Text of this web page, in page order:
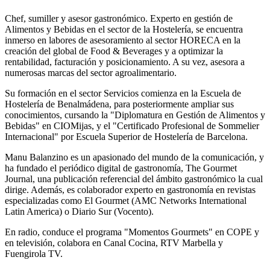
Chef, sumiller y asesor gastronómico. Experto en gestión de
Alimentos y Bebidas en el sector de la Hostelería, se encuentra
inmerso en labores de asesoramiento al sector HORECA en la
creación del global de Food & Beverages y a optimizar la
rentabilidad, facturación y posicionamiento. A su vez, asesora a
numerosas marcas del sector agroalimentario.
Su formación en el sector Servicios comienza en la Escuela de
Hostelería de Benalmádena, para posteriormente ampliar sus
conocimientos, cursando la "Diplomatura en Gestión de Alimentos y
Bebidas" en CIOMijas, y el "Certificado Profesional de Sommelier
Internacional" por Escuela Superior de Hostelería de Barcelona.
Manu Balanzino es un apasionado del mundo de la comunicación, y
ha fundado el periódico digital de gastronomía, The Gourmet
Journal, una publicación referencial del ámbito gastronómico la cual
dirige. Además, es colaborador experto en gastronomía en revistas
especializadas como El Gourmet (AMC Networks International
Latin America) o Diario Sur (Vocento).
En radio, conduce el programa "Momentos Gourmets" en COPE y
en televisión, colabora en Canal Cocina, RTV Marbella y
Fuengirola TV.